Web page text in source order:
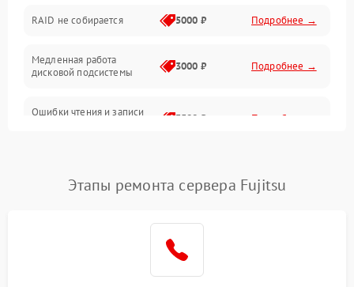
Контроллеры и интерфейсы
Виртуализация и сервисы
Программные сбои
RAID не собирается 5000 ₽ Подробнее →
Медленная работа
дисковой подсистемы
3000 ₽ Подробнее →
Ошибки чтения и записи
3500 ₽ Подробнее →
Этапы ремонта сервера Fujitsu